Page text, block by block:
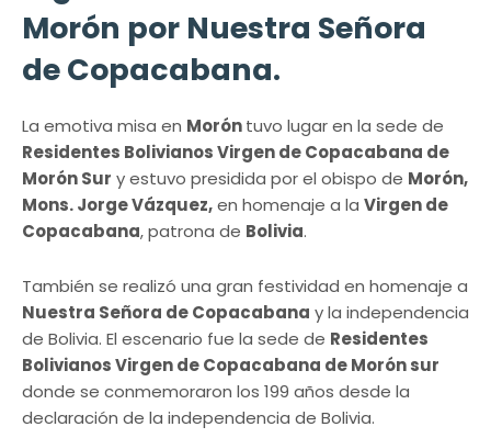
Morón por Nuestra Señora
de Copacabana.
La emotiva misa en Moróntuvo lugar en la sede de
Residentes Bolivianos Virgen de Copacabana de
Morón Sur y estuvo presidida por el obispo de Morón,
Mons. Jorge Vázquez,en homenaje a la Virgen de
Copacabana, patrona de Bolivia.
También se realizó una gran festividad en homenaje a
Nuestra Señora de Copacabana y la independencia
de Bolivia. El escenario fue la sede de Residentes
Bolivianos Virgen de Copacabana de Morón sur
donde se conmemoraron los 199 años desde la
declaración de la independencia de Bolivia.